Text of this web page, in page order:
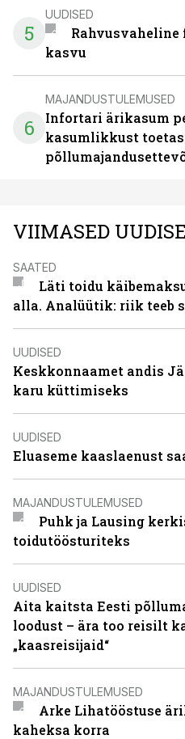
5
UUDISED
Rahvusvaheline
kasvu
6
MAJANDUSTULEMUSED
Infortari ärikasum
kasumlikkust
VIIMASED
SAATED
Läti toidu
alla. Analüütik: riik teeb
UUDISED
Keskkonnaamet andis
karu küttimiseks
UUDISED
Eluaseme kaaslaenust
MAJANDUSTULEMUSED
Puhk ja Lausing
toidutöösturiteks
UUDISED
Aita kaitsta Eesti
loodust – ära too reisilt
„kaasreisijaid“
MAJANDUSTULEMUSED
Arke Lihatööstuse
kaheksa korra